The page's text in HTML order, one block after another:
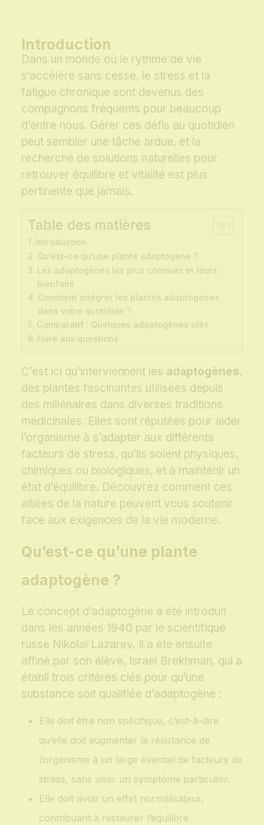
Introduction
Dans un monde où le rythme de vie
s’accélère sans cesse, le stress et la
fatigue chronique sont devenus des
compagnons fréquents pour beaucoup
d’entre nous. Gérer ces défis au quotidien
peut sembler une tâche ardue, et la
recherche de solutions naturelles pour
retrouver équilibre et vitalité est plus
pertinente que jamais.
Table des matières
Introduction
Qu’est-ce qu’une plante adaptogène ?
Les adaptogènes les plus connues et leurs
bienfaits
Comment intégrer les plantes adaptogènes
dans votre quotidien ?
Comparatif : Quelques adaptogènes clés
Foire aux questions
C’est ici qu’interviennent les adaptogènes,
des plantes fascinantes utilisées depuis
des millénaires dans diverses traditions
médicinales. Elles sont réputées pour aider
l’organisme à s’adapter aux différents
facteurs de stress, qu’ils soient physiques,
chimiques ou biologiques, et à maintenir un
état d’équilibre. Découvrez comment ces
alliées de la nature peuvent vous soutenir
face aux exigences de la vie moderne.
Qu’est-ce qu’une plante
adaptogène ?
Le concept d’adaptogène a été introduit
dans les années 1940 par le scientifique
russe Nikolaï Lazarev. Il a été ensuite
affiné par son élève, Israel Brekhman, qui a
établi trois critères clés pour qu’une
substance soit qualifiée d’adaptogène :
Elle doit être non spécifique, c’est-à-dire
qu’elle doit augmenter la résistance de
l’organisme à un large éventail de facteurs de
stress, sans viser un symptôme particulier.
Elle doit avoir un effet normalisateur,
contribuant à restaurer l’équilibre